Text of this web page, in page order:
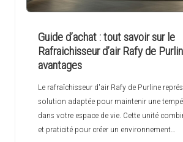
Guide d’achat : tout savoir sur le
Rafraichisseur d’air Rafy de
avantages
Le rafraîchisseur d'air Rafy de Purline
solution adaptée pour maintenir une
dans votre espace de vie. Cette unité
et praticité pour créer un environnement…